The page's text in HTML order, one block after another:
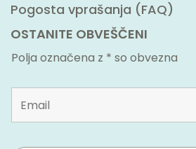
Pogosta vprašanja (FAQ)
OSTANITE OBVEŠČENI
Polja označena z * so obvezna